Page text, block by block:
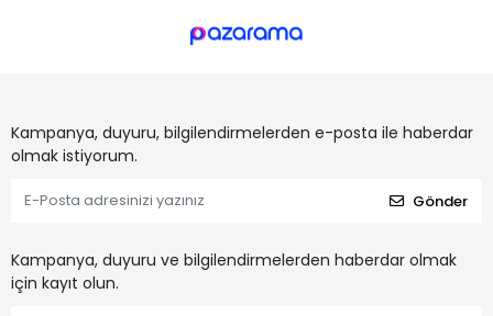
Kampanya, duyuru, bilgilendirmelerden e-posta ile haberdar
olmak istiyorum.
Gönder
Kampanya, duyuru ve bilgilendirmelerden haberdar olmak
için kayıt olun.